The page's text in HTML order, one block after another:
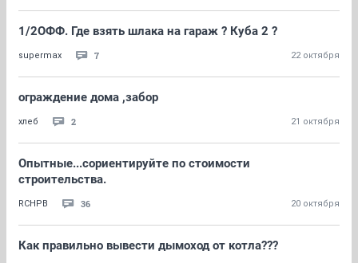
1/2ОФФ. Где взять шлака на гараж ? Куба 2 ?
supermax 7 22 октября
ограждение дома ,забор
хлеб 2 21 октября
Опытные...сориентируйте по стоимости
строительства.
RCHPB 36 20 октября
Как правильно вывести дымоход от котла???